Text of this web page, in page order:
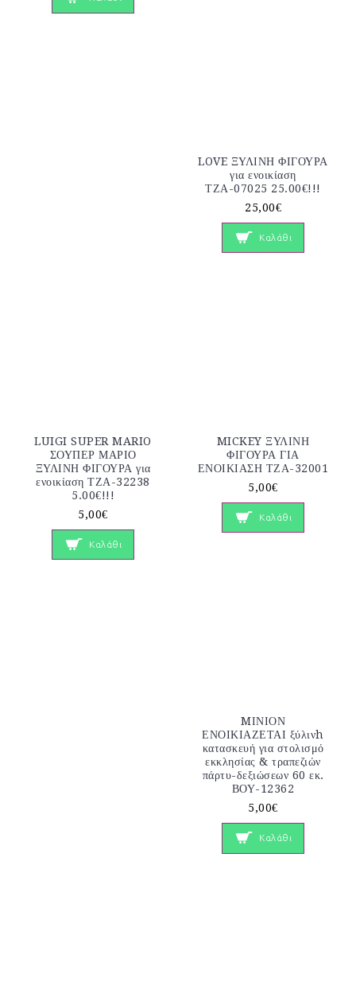
LOVE ΞΥΛΙΝΗ ΦΙΓΟΥΡΑ
για ενοικίαση
ΤΖΑ-07025 25.00€!!!
25,00€
Καλάθι
LUIGI SUPER MARIO
ΣΟΥΠΕΡ ΜΑΡΙΟ
ΞΥΛΙΝΗ ΦΙΓΟΥΡΑ για
ενοικίαση ΤΖΑ-32238
5.00€!!!
5,00€
Καλάθι
MICKEY ΞΥΛΙΝΗ
ΦΙΓΟΥΡΑ ΓΙΑ
ΕΝΟΙΚΙΑΣΗ ΤΖΑ-32001
5,00€
Καλάθι
MΙΝΙΟΝ
ΕΝΟΙΚΙΑΖΕΤΑΙ ξύλινh
κατασκευή για στολισμό
εκκλησίας & τραπεζιών
πάρτυ-δεξιώσεων 60 εκ.
ΒΟΥ-12362
5,00€
Καλάθι